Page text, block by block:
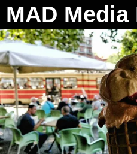
Ga
naar
de
inhoud
Zoeken